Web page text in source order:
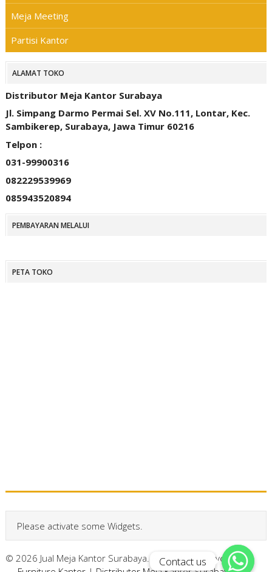
Meja Meeting
Partisi Kantor
ALAMAT TOKO
Distributor Meja Kantor Surabaya
Jl. Simpang Darmo Permai Sel. XV No.111, Lontar, Kec.
Sambikerep, Surabaya, Jawa Timur 60216
Telpon :
031-99900316
082229539969
085943520894
PEMBAYARAN MELALUI
PETA TOKO
Please activate some Widgets.
© 2026 Jual Meja Kantor Surabaya. All Rights Reserved.
Contact us
Contact us